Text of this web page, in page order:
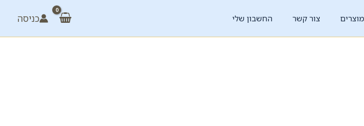
מוצרים צור קשר החשבון שלי כניסה